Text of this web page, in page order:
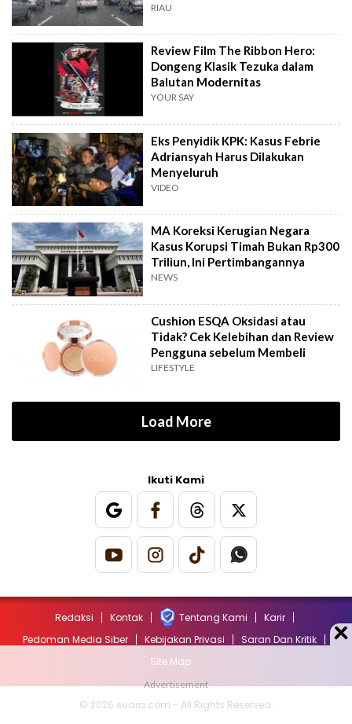
RIAU
Review Film The Ribbon Hero:
Dongeng Klasik Tezuka dalam
Balutan Modernitas
YOUR SAY
Eks Penyidik KPK: Kasus Febrie
Adriansyah Harus Dilakukan
Menyeluruh
VIDEO
MA Koreksi Kerugian Negara
Kasus Korupsi Timah Bukan Rp300
Triliun, Ini Pertimbangannya
NEWS
Cushion ESQA Oksidasi atau
Tidak? Cek Kelebihan dan Review
Pengguna sebelum Membeli
LIFESTYLE
Load More
Ikuti Kami
Redaksi Kontak Tentang Kami
Karir
Pedoman Media Siber
Kebijakan Privasi
Saran Dan Kritik
Site Map
© 2026 suara.com - All Rights Reserved.